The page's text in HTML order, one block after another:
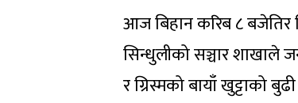
आज बिहान करिब ८ बजेतिर
सिन्धुलीको सञ्चार शाखाले
र ग्रिस्मको बायाँ खुट्टाको